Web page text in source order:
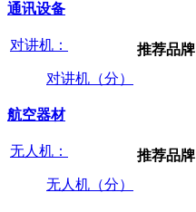
通讯设备
对讲机：
对讲机（分）
推荐品牌
航空器材
无人机：
无人机（分）
推荐品牌